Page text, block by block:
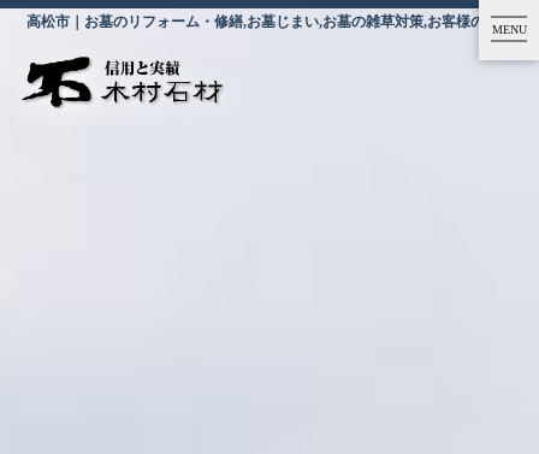
高松市｜お墓のリフォーム・修繕,お墓じまい,お墓の雑草対策,お客様の声｜施工事例・お客様の声｜香川県高松市の木村石材
MENU